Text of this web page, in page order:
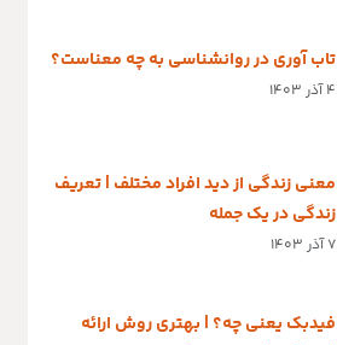
تاب آوری در روانشناسی به چه معناست؟
4 آذر 1403
معنی زندگی از دید افراد مختلف | تعریف
زندگی در یک جمله
7 آذر 1403
فیدبک یعنی چه؟ | بهتری روش ارائه